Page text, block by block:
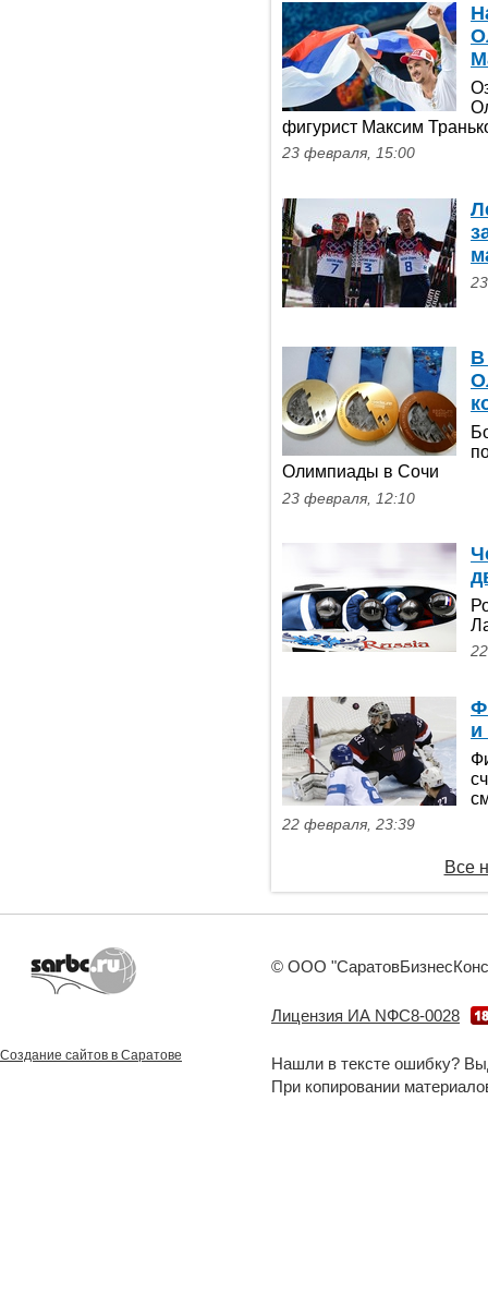
фигурист Максим
23 февраля, 15:00
В
Олимпиады в Сочи
23 февраля, 12:10
и
22 февраля, 23:39
Все
© ООО
Лицензия ИА NФС8-0028
Нашли в тексте ошибку?
При копировании
Создание сайтов в Саратове